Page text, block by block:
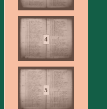
4
5